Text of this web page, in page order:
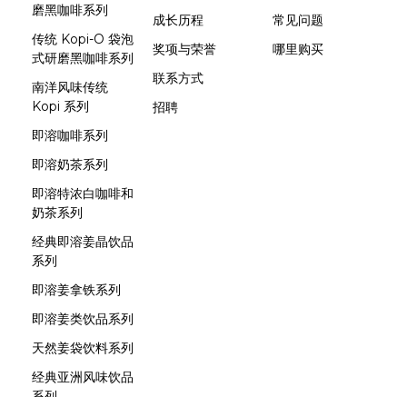
磨黑咖啡系列
传统 Kopi-O 袋泡
式研磨黑咖啡系列
南洋风味传统
Kopi 系列
即溶咖啡系列
即溶奶茶系列
即溶特浓白咖啡和
奶茶系列
经典即溶姜晶饮品
系列
即溶姜拿铁系列
即溶姜类饮品系列
天然姜袋饮料系列
经典亚洲风味饮品
成长历程
奖项与荣誉
联系方式
招聘
常见问题
哪里购买